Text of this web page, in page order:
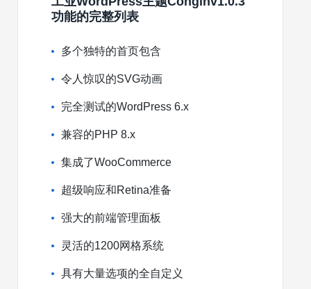
功能的完整列表
多个独特的首页包含
令人惊叹的SVG动画
完全测试的WordPress 6.x
兼容的PHP 8.x
集成了WooCommerce
超级响应和Retina准备
强大的前端管理面板
灵活的1200网格系统
具有大量选项的全自定义